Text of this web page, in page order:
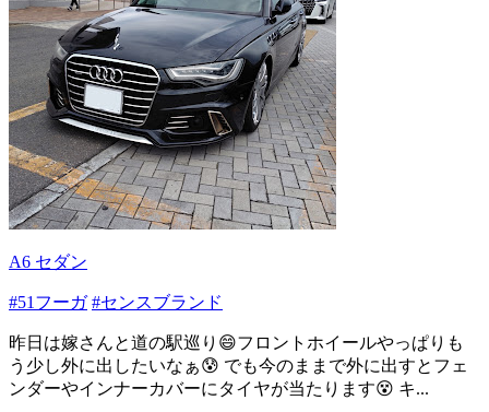
A6 セダン
#51フーガ #センスブランド
昨日は嫁さんと道の駅巡り😄フロントホイールやっぱりも
う少し外に出したいなぁ😰 でも今のままで外に出すとフェ
ンダーやインナーカバーにタイヤが当たります😵 キ...